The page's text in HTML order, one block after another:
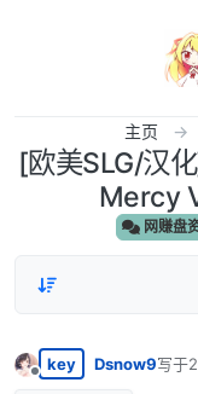
主页
[欧美SLG/汉
Mercy
网赚盘
离线
key Dsnow9写于
最后